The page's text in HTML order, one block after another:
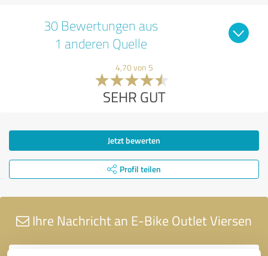
30 Bewertungen aus
1 anderen Quelle
4,70 von 5
SEHR GUT
Jetzt bewerten
Profil teilen
Ihre Nachricht an E-Bike Outlet Viersen